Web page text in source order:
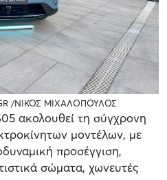
/ΝΙΚΟΣ ΜΙΧΑΛΟΠΟΥΛΟΣ
ακολουθεί τη σύγχρονη
μοντέλων, με
προσέγγιση,
σώματα, χωνευτές